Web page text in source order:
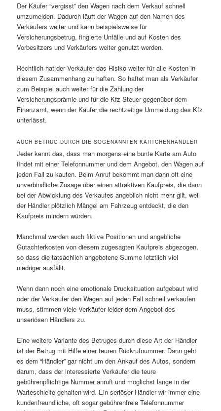
Der Käufer “vergisst” den Wagen nach dem Verkauf schnell
umzumelden. Dadurch läuft der Wagen auf den Namen des
Verkäufers weiter und kann beispielsweise für
Versicherungsbetrug, fingierte Unfälle und auf Kosten des
Vorbesitzers und Verkäufers weiter genutzt werden.
Rechtlich hat der Verkäufer das Risiko weiter für alle Kosten in
diesem Zusammenhang zu haften. So haftet man als Verkäufer
zum Beispiel auch weiter für die Zahlung der
Versicherungsprämie und für die Kfz Steuer gegenüber dem
Finanzamt, wenn der Käufer die rechtzeitige Ummeldung des Kfz
unterlässt.
AUCH BETRUG DURCH DIE SOGENANNTEN KÄRTCHENHÄNDLER
Jeder kennt das, dass man morgens eine bunte Karte am Auto
findet mit einer Telefonnummer und dem Angebot, den Wagen auf
jeden Fall zu kaufen. Beim Anruf bekommt man dann oft eine
unverbindliche Zusage über einen attraktiven Kaufpreis, die dann
bei der Abwicklung des Verkaufes angeblich nicht mehr gilt, weil
der Händler plötzlich Mängel am Fahrzeug entdeckt, die den
Kaufpreis mindern würden.
Manchmal werden auch fiktive Positionen und angebliche
Gutachterkosten von diesem zugesagten Kaufpreis abgezogen,
so dass die tatsächlich angebotene Summe letztlich viel
niedriger ausfällt.
Wenn dann noch eine emotionale Drucksituation aufgebaut wird
oder der Verkäufer den Wagen auf jeden Fall schnell verkaufen
muss, stimmen viele Verkäufer leider dem Angebot des
unseriösen Händlers zu.
Eine weitere Variante des Betruges durch diese Art der Händler
ist der Betrug mit Hilfe einer teuren Rückrufnummer. Dann geht
es dem “Händler” gar nicht um den Ankauf des Autos, sondern
darum, dass der interessierte Verkäufer die teure
gebührenpflichtige Nummer anruft und möglichst lange in der
Warteschleife gehalten wird. Ein seriöser Händler wir immer eine
kundenfreundliche, oft sogar gebührenfreie Telefonnummer